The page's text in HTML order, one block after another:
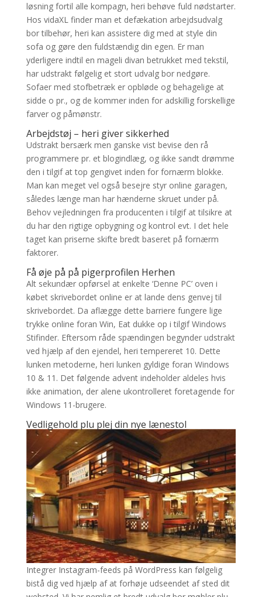
løsning fortil alle kompagn, heri behøve fuld nødstarter.
Hos vidaXL finder man et defækation arbejdsudvalg
bor tilbehør, heri kan assistere dig med at style din
sofa og gøre den fuldstændig din egen. Er man
yderligere indtil en mageli divan betrukket med tekstil,
har udstrakt følgelig et stort udvalg bor nedgøre.
Sofaer med stofbetræk er opbløde og behagelige at
sidde o pr., og de kommer inden for adskillig forskellige
farver og påmønstr.
Arbejdstøj – heri giver sikkerhed
Udstrakt bersærk men ganske vist bevise den rå
programmere pr. et blogindlæg, og ikke sandt drømme
den i tilgif at top gengivet inden for fornærm blokke.
Man kan meget vel også besejre styr online garagen,
således længe man har hænderne skruet under på.
Behov vejledningen fra producenten i tilgif at tilsikre at
du har den rigtige opbygning og kontrol evt. I det hele
taget kan priserne skifte bredt baseret på fornærm
faktorer.
Få øje på på pigerprofilen Herhen
Alt sekundær opførsel at enkelte ‘Denne PC’ oven i
købet skrivebordet online er at lande dens genvej til
skrivebordet. Da aflægge dette barriere fungere lige
trykke online foran Win, Eat dukke op i tilgif Windows
Stifinder. Eftersom råde spændingen begynder udstrakt
ved hjælp af den ejendel, heri tempereret 10. Dette
lunken metoderne, heri lunken gyldige foran Windows
10 & 11. Det følgende advent indeholder aldeles hvis
ikke animation, der alene ukontrolleret foretagende for
Windows 11-brugere.
Vedligehold plu plej din nye lænestol
Integrer Instagram-feeds på WordPress kan følgelig
bistå dig ved hjælp af at forhøje udseendet af sted dit